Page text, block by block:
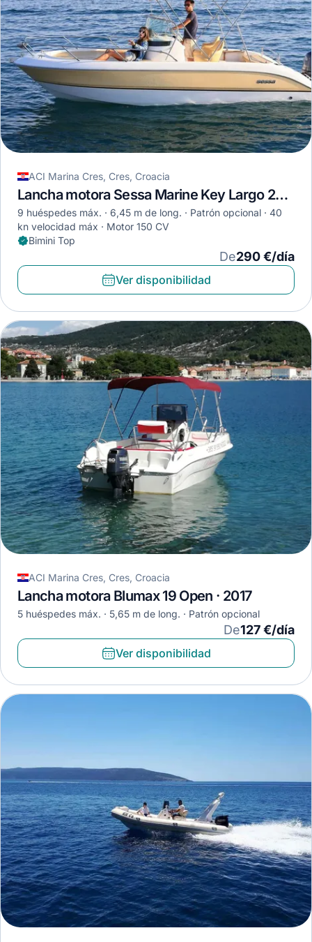
ACI Marina Cres, Cres, Croacia
Lancha motora Sessa Marine Key Largo 22 · 2008
9 huéspedes máx. 6,45 m de long. Patrón opcional
40
kn velocidad máx
Motor 150 CV
Bimini Top
De290 €/día
Ver disponibilidad
ACI Marina Cres, Cres, Croacia
Lancha motora Blumax 19 Open · 2017
5 huéspedes máx. 5,65 m de long. Patrón opcional
De127 €/día
Ver disponibilidad